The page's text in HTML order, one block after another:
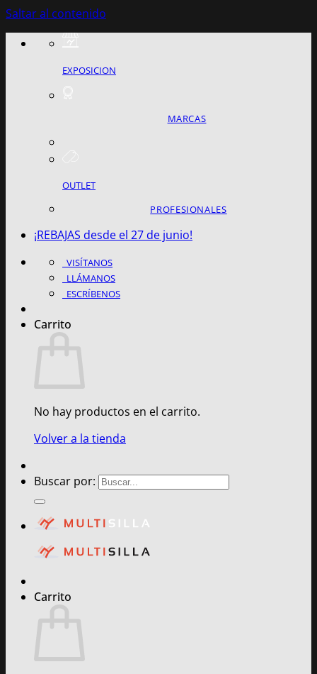
Saltar al contenido
EXPOSICION
MARCAS
OUTLET
PROFESIONALES
¡REBAJAS desde el 27 de junio!
VISÍTANOS
LLÁMANOS
ESCRÍBENOS
Carrito
No hay productos en el carrito.
Volver a la tienda
Buscar por:
Carrito